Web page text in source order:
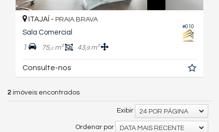
#010
ITAJAÍ - PRAIA BRAVA
Sala Comercial
1 75,0m² 43,9m²
Consulte-nos
2 imóveis encontrados
Exibir 24 POR PÁGINA
Ordenar por DATA MAIS RECENTE